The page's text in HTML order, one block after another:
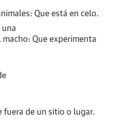
Que está en celo.
una
Que experimenta
fuera de un sitio o lugar.